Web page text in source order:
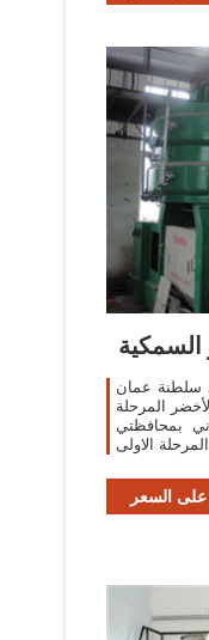
السمكية
سلطنة عمان
المرحلة
بمحافظتي
الاولى
السعر